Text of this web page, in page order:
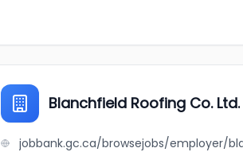
Blanchfield Roofing Co. Ltd.